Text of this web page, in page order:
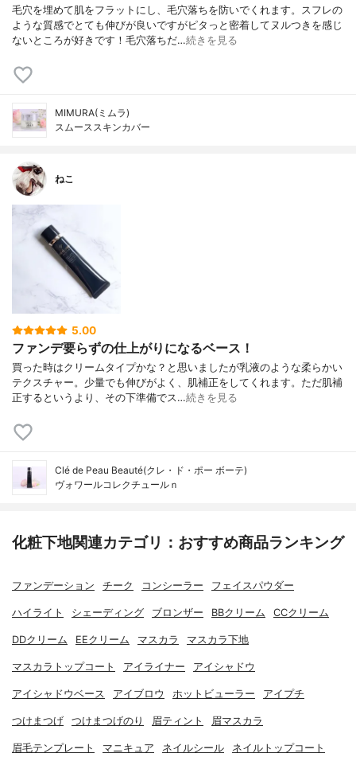
毛穴を埋めて肌をフラットにし、毛穴落ちを防いでくれます。スフレの
ような質感でとても伸びが良いですがピタっと密着してヌルつきを感じ
ないところが好きです！毛穴落ちだ…続きを見る
MIMURA(ミムラ)
スムーススキンカバー
ねこ
5.00
ファンデ要らずの仕上がりになるベース！
買った時はクリームタイプかな？と思いましたが乳液のような柔らかい
テクスチャー。少量でも伸びがよく、肌補正をしてくれます。ただ肌補
正するというより、その下準備でス…続きを見る
Clé de Peau Beauté(クレ・ド・ポー ボーテ)
ヴォワールコレクチュールｎ
化粧下地関連カテゴリ：おすすめ商品ランキング
ファンデーション チーク コンシーラー フェイスパウダー
ハイライト シェーディング ブロンザー BBクリーム CCクリーム
DDクリーム EEクリーム マスカラ マスカラ下地
マスカラトップコート アイライナー アイシャドウ
アイシャドウベース アイブロウ ホットビューラー アイプチ
つけまつげ つけまつげのり 眉ティント 眉マスカラ
眉毛テンプレート マニキュア ネイルシール ネイルトップコート